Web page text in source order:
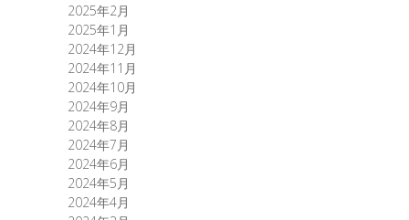
2025年2月
2025年1月
2024年12月
2024年11月
2024年10月
2024年9月
2024年8月
2024年7月
2024年6月
2024年5月
2024年4月